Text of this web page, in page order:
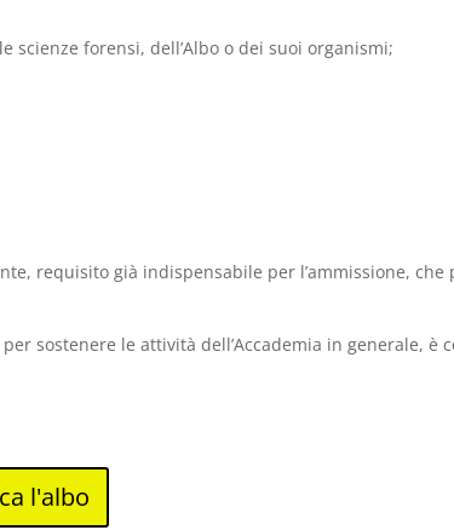
scienze forensi, dell’Albo o dei suoi organismi;
requisito già indispensabile per l’ammissione,
sostenere le attività dell’Accademia in generale, è
l'albo